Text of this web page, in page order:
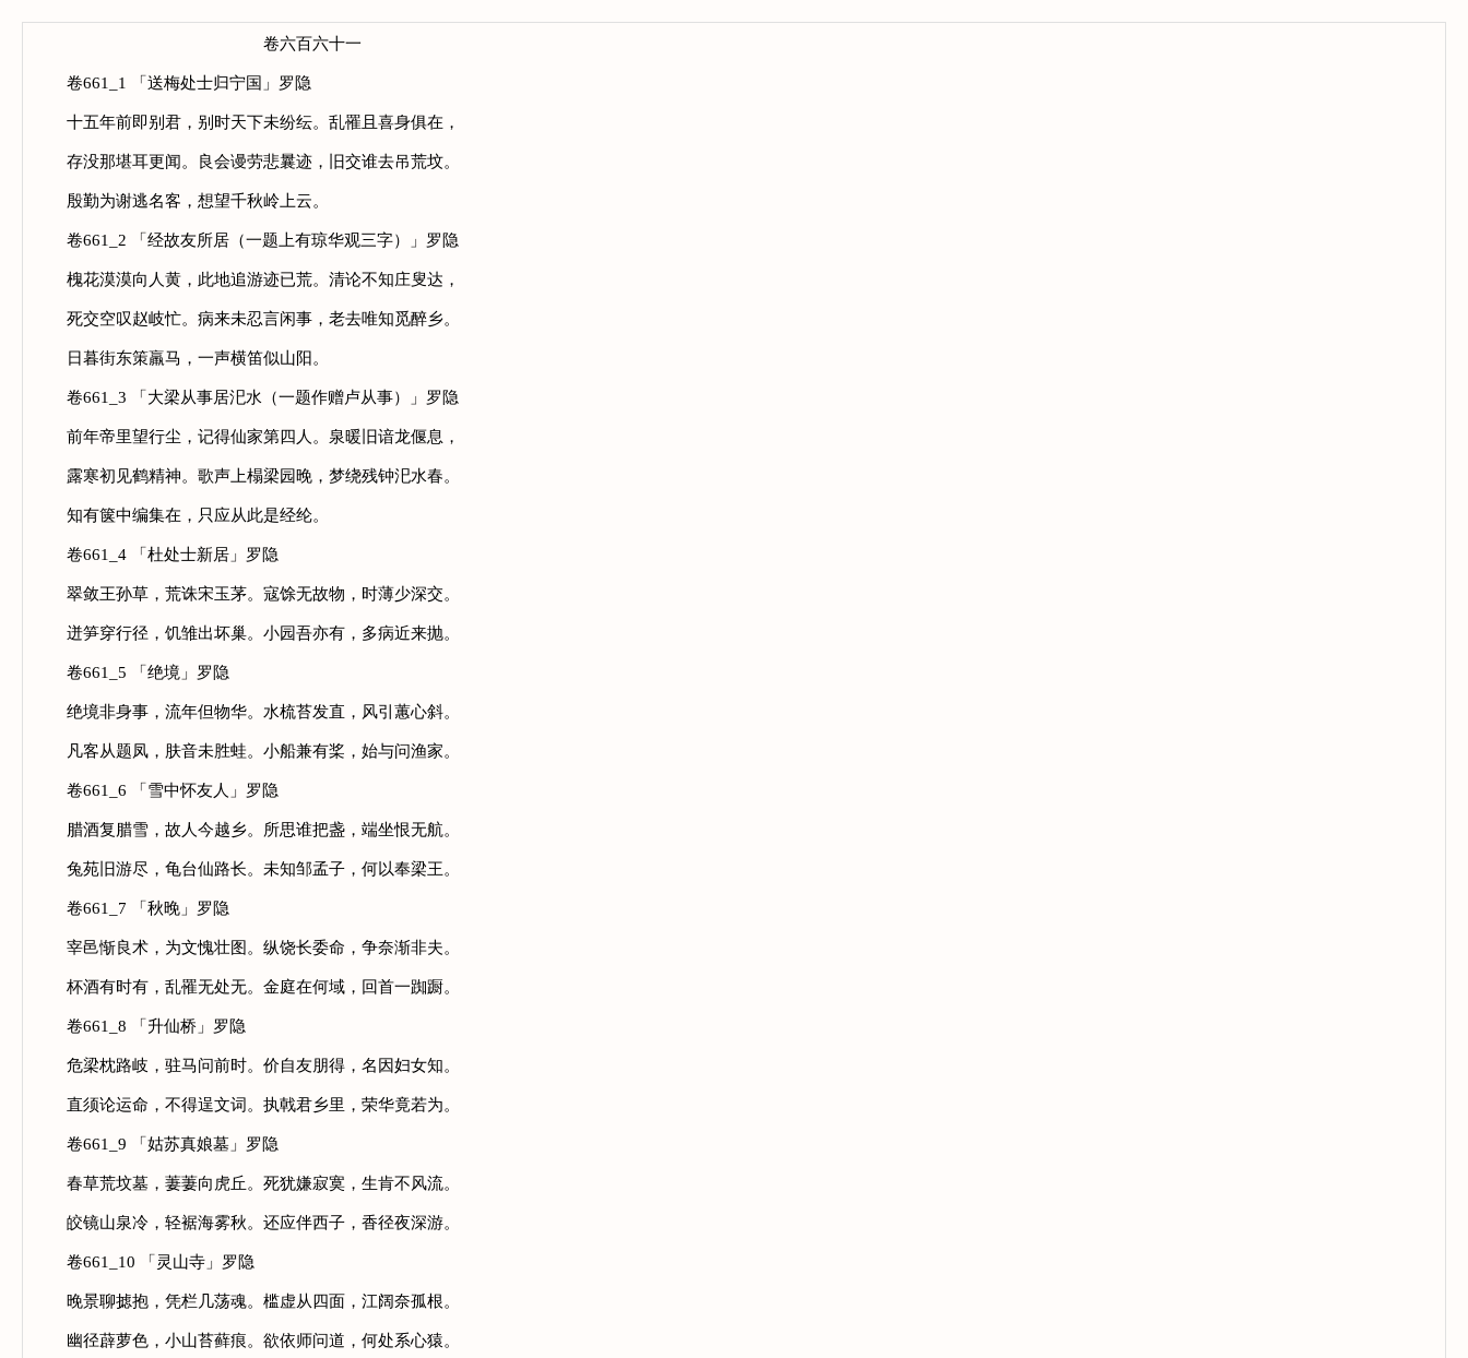
卷六百六十一
卷661_1 「送梅处士归宁国」罗隐
十五年前即别君，别时天下未纷纭。乱罹且喜身俱在，
存没那堪耳更闻。良会谩劳悲曩迹，旧交谁去吊荒坟。
殷勤为谢逃名客，想望千秋岭上云。
卷661_2 「经故友所居（一题上有琼华观三字）」罗隐
槐花漠漠向人黄，此地追游迹已荒。清论不知庄叟达，
死交空叹赵岐忙。病来未忍言闲事，老去唯知觅醉乡。
日暮街东策羸马，一声横笛似山阳。
卷661_3 「大梁从事居汜水（一题作赠卢从事）」罗隐
前年帝里望行尘，记得仙家第四人。泉暖旧谙龙偃息，
露寒初见鹤精神。歌声上榻梁园晚，梦绕残钟汜水春。
知有箧中编集在，只应从此是经纶。
卷661_4 「杜处士新居」罗隐
翠敛王孙草，荒诛宋玉茅。寇馀无故物，时薄少深交。
迸笋穿行径，饥雏出坏巢。小园吾亦有，多病近来抛。
卷661_5 「绝境」罗隐
绝境非身事，流年但物华。水梳苔发直，风引蕙心斜。
凡客从题凤，肤音未胜蛙。小船兼有桨，始与问渔家。
卷661_6 「雪中怀友人」罗隐
腊酒复腊雪，故人今越乡。所思谁把盏，端坐恨无航。
兔苑旧游尽，龟台仙路长。未知邹孟子，何以奉梁王。
卷661_7 「秋晚」罗隐
宰邑惭良术，为文愧壮图。纵饶长委命，争奈渐非夫。
杯酒有时有，乱罹无处无。金庭在何域，回首一踟蹰。
卷661_8 「升仙桥」罗隐
危梁枕路岐，驻马问前时。价自友朋得，名因妇女知。
直须论运命，不得逞文词。执戟君乡里，荣华竟若为。
卷661_9 「姑苏真娘墓」罗隐
春草荒坟墓，萋萋向虎丘。死犹嫌寂寞，生肯不风流。
皎镜山泉冷，轻裾海雾秋。还应伴西子，香径夜深游。
卷661_10 「灵山寺」罗隐
晚景聊摅抱，凭栏几荡魂。槛虚从四面，江阔奈孤根。
幽径薜萝色，小山苔藓痕。欲依师问道，何处系心猿。